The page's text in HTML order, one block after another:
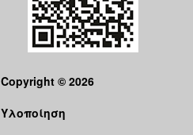
Copyright © 2026
Υλοποίηση